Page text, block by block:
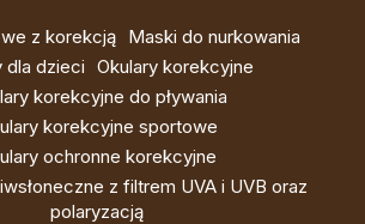
z korekcją Maski do nurkowania
dla dzieci Okulary korekcyjne
korekcyjne do pływania
korekcyjne sportowe
ochronne korekcyjne
z filtrem UVA i UVB oraz
polaryzacją